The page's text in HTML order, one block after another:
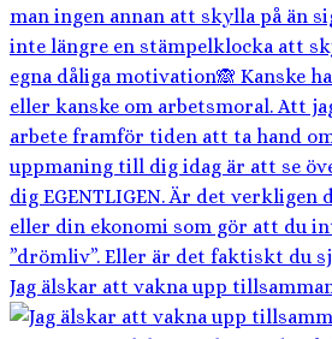
Jag älskar att vakna upp